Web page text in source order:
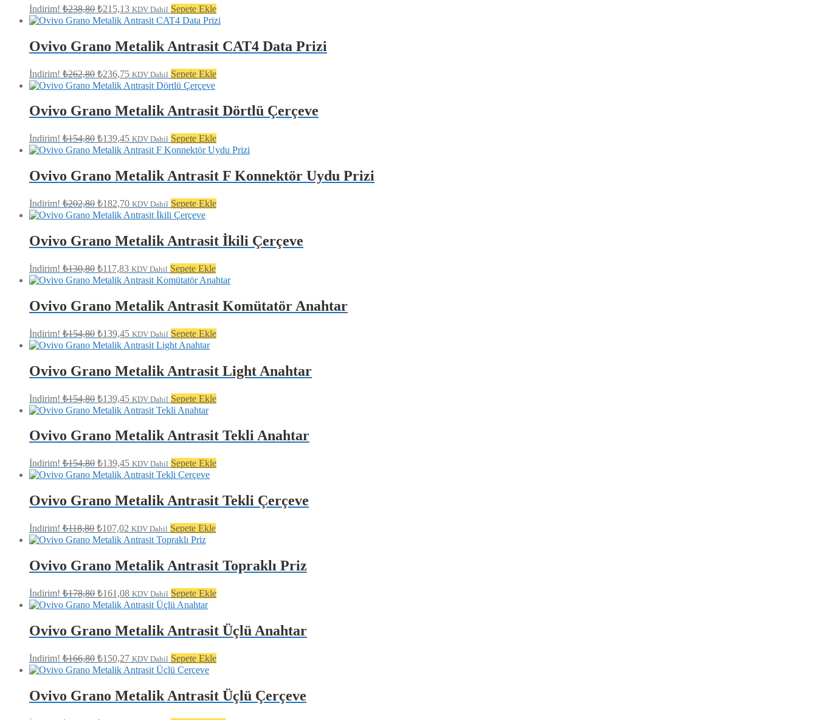
İndirim! ₺238,80 Orijinal
fiyat:
₺215,13 Şu
andaki
fiyat:
₺215,13.
KDV Dahil Sepete Ekle
Ovivo Grano Metalik Antrasit CAT4 Data Prizi
İndirim! ₺262,80 Orijinal
fiyat:
₺236,75 Şu
andaki
fiyat:
₺236,75.
KDV Dahil Sepete Ekle
Ovivo Grano Metalik Antrasit Dörtlü Çerçeve
İndirim! ₺154,80 Orijinal
fiyat:
₺139,45 Şu
andaki
fiyat:
₺139,45.
KDV Dahil Sepete Ekle
Ovivo Grano Metalik Antrasit F Konnektör Uydu Prizi
İndirim! ₺202,80 Orijinal
fiyat:
₺182,70Şu
andaki
fiyat:
₺182,70.
KDV Dahil Sepete Ekle
Ovivo Grano Metalik Antrasit İkili Çerçeve
İndirim! ₺130,80 Orijinal
fiyat:
₺117,83 Şu
andaki
fiyat:
₺117,83.
KDV Dahil Sepete Ekle
Ovivo Grano Metalik Antrasit Komütatör Anahtar
İndirim! ₺154,80 Orijinal
fiyat:
₺139,45 Şu
andaki
fiyat:
₺139,45.
KDV Dahil Sepete Ekle
Ovivo Grano Metalik Antrasit Light Anahtar
İndirim! ₺154,80 Orijinal
fiyat:
₺139,45 Şu
andaki
fiyat:
₺139,45.
KDV Dahil Sepete Ekle
Ovivo Grano Metalik Antrasit Tekli Anahtar
İndirim! ₺154,80 Orijinal
fiyat:
₺139,45 Şu
andaki
fiyat:
₺139,45.
KDV Dahil Sepete Ekle
Ovivo Grano Metalik Antrasit Tekli Çerçeve
İndirim! ₺118,80 Orijinal
fiyat:
₺107,02 Şu
andaki
fiyat:
₺107,02.
KDV Dahil Sepete Ekle
Ovivo Grano Metalik Antrasit Topraklı Priz
İndirim! ₺178,80 Orijinal
fiyat:
₺161,08 Şu
andaki
fiyat:
₺161,08.
KDV Dahil Sepete Ekle
Ovivo Grano Metalik Antrasit Üçlü Anahtar
İndirim! ₺166,80 Orijinal
fiyat:
₺150,27Şu
andaki
fiyat:
₺150,27.
KDV Dahil Sepete Ekle
Ovivo Grano Metalik Antrasit Üçlü Çerçeve